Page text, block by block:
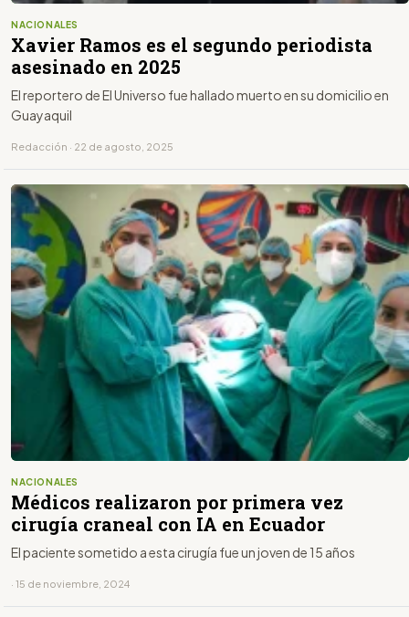
NACIONALES
Xavier Ramos es el segundo periodista
asesinado en 2025
El reportero de El Universo fue hallado muerto en su domicilio en
Guayaquil
Redacción · 22 de agosto, 2025
NACIONALES
Médicos realizaron por primera vez
cirugía craneal con IA en Ecuador
El paciente sometido a esta cirugía fue un joven de 15 años
· 15 de noviembre, 2024